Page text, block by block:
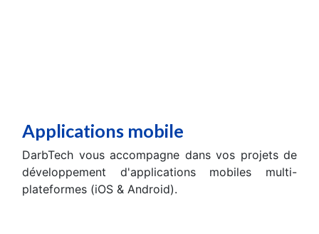
Applications mobile
DarbTech vous accompagne dans vos projets de
développement d'applications mobiles multi-
plateformes (iOS & Android).